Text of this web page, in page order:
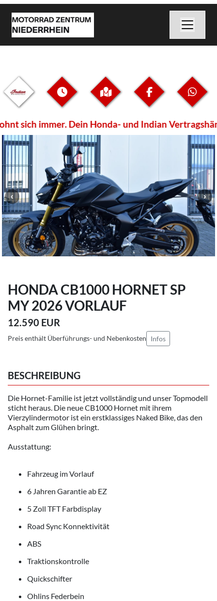
immer. Dein Honda- und Indian
HONDA CB1000 HORNET SP
MY 2026 VORLAUF
12.590 EUR
Preis enthält Überführungs- und Nebenkosten Infos
BESCHREIBUNG
Die Hornet-Familie ist jetzt vollständig und unser Topmodell
sticht heraus. Die neue CB1000 Hornet mit ihrem
Vierzylindermotor ist ein erstklassiges Naked Bike, das den
Asphalt zum Glühen bringt.
Ausstattung:
Fahrzeug im Vorlauf
6 Jahren Garantie ab EZ
5 Zoll TFT Farbdisplay
Road Sync Konnektivität
ABS
Traktionskontrolle
Quickschifter
Ohlins Federbein